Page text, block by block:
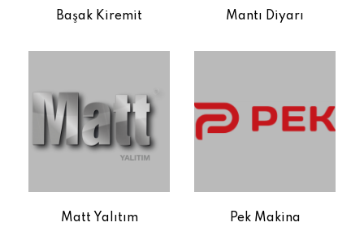
Başak Kiremit Mantı Diyarı
Matt Yalıtım Pek Makina